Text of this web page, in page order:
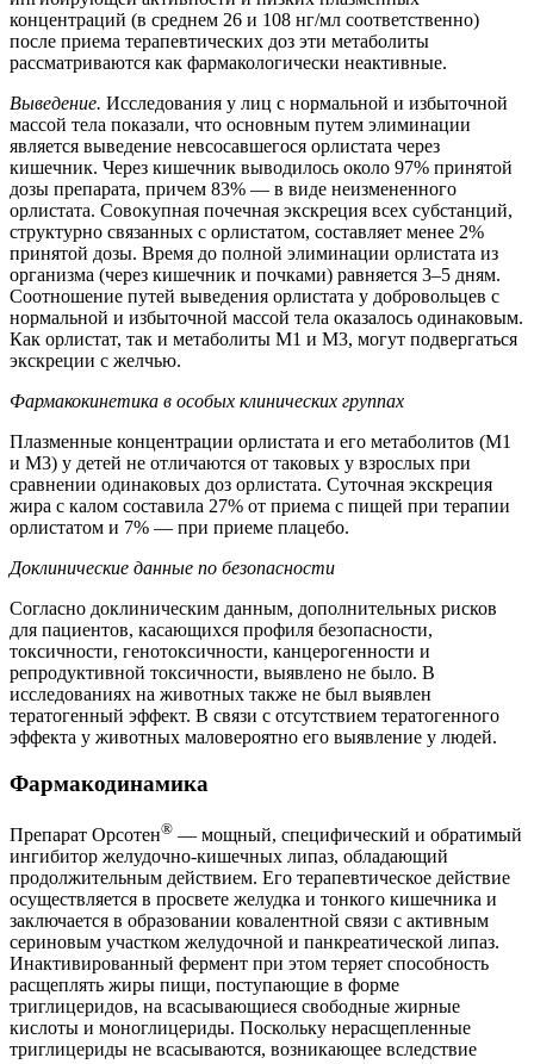
концентраций (в среднем 26 и 108 нг/мл соответственно)
после приема терапевтических доз эти метаболиты
рассматриваются как фармакологически неактивные.
Выведение. Исследования у лиц с нормальной и избыточной
массой тела показали, что основным путем элиминации
является выведение невсосавшегося орлистата через
кишечник. Через кишечник выводилось около 97% принятой
дозы препарата, причем 83% — в виде неизмененного
орлистата. Совокупная почечная экскреция всех субстанций,
структурно связанных с орлистатом, составляет менее 2%
принятой дозы. Время до полной элиминации орлистата из
организма (через кишечник и почками) равняется 3–5 дням.
Соотношение путей выведения орлистата у добровольцев с
нормальной и избыточной массой тела оказалось одинаковым.
Как орлистат, так и метаболиты M1 и М3, могут подвергаться
экскреции с желчью.
Фармакокинетика в особых клинических группах
Плазменные концентрации орлистата и его метаболитов (M1
и М3) у детей не отличаются от таковых у взрослых при
сравнении одинаковых доз орлистата. Суточная экскреция
жира с калом составила 27% от приема с пищей при терапии
орлистатом и 7% — при приеме плацебо.
Доклинические данные по безопасности
Согласно доклиническим данным, дополнительных рисков
для пациентов, касающихся профиля безопасности,
токсичности, генотоксичности, канцерогенности и
репродуктивной токсичности, выявлено не было. В
исследованиях на животных также не был выявлен
тератогенный эффект. В связи с отсутствием тератогенного
эффекта у животных маловероятно его выявление у людей.
Фармакодинамика
Препарат Орсотен® — мощный, специфический и обратимый
ингибитор желудочно-кишечных липаз, обладающий
продолжительным действием. Его терапевтическое действие
осуществляется в просвете желудка и тонкого кишечника и
заключается в образовании ковалентной связи с активным
сериновым участком желудочной и панкреатической липаз.
Инактивированный фермент при этом теряет способность
расщеплять жиры пищи, поступающие в форме
триглицеридов, на всасывающиеся свободные жирные
кислоты и моноглицериды. Поскольку нерасщепленные
триглицериды не всасываются, возникающее вследствие